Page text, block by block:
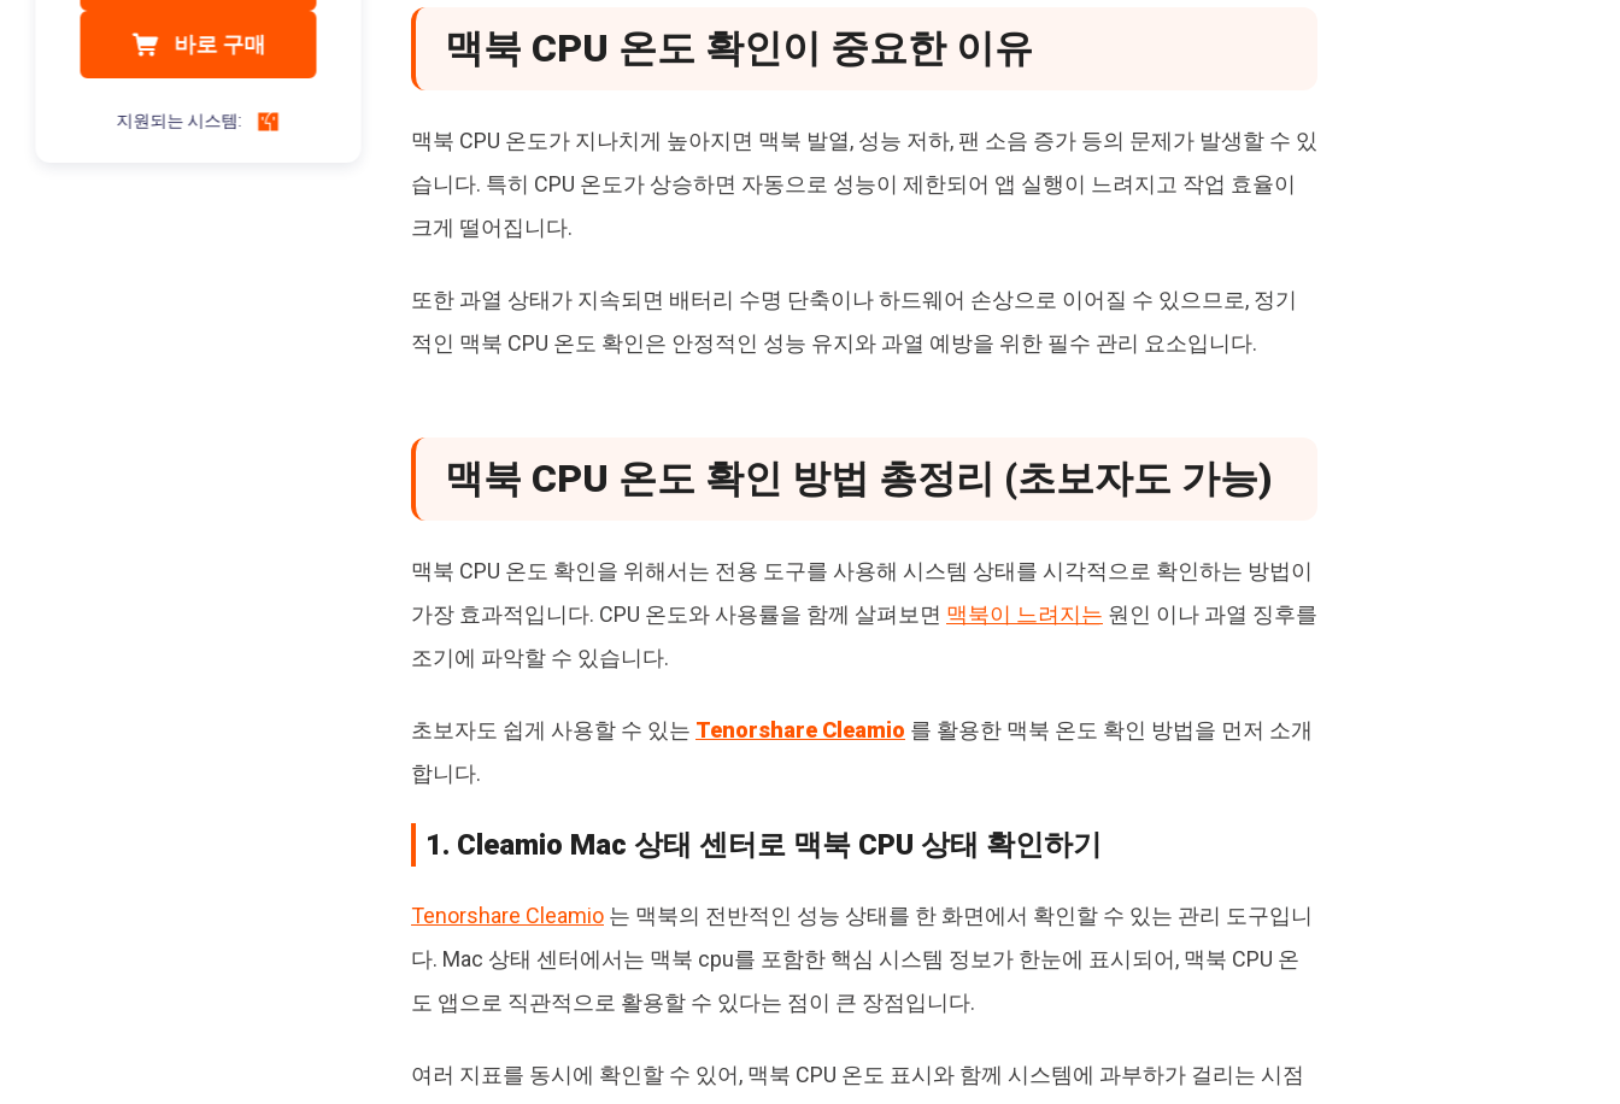
바로 구매
지원되는 시스템:
맥북 CPU 온도 확인이 중요한 이유
맥북 CPU 온도가 지나치게 높아지면 맥북 발열, 성능 저하, 팬 소음 증가 등의 문제가 발생할 수 있
습니다. 특히 CPU 온도가 상승하면 자동으로 성능이 제한되어 앱 실행이 느려지고 작업 효율이
크게 떨어집니다.
또한 과열 상태가 지속되면 배터리 수명 단축이나 하드웨어 손상으로 이어질 수 있으므로, 정기
적인 맥북 CPU 온도 확인은 안정적인 성능 유지와 과열 예방을 위한 필수 관리 요소입니다.
맥북 CPU 온도 확인 방법 총정리 (초보자도 가능)
맥북 CPU 온도 확인을 위해서는 전용 도구를 사용해 시스템 상태를 시각적으로 확인하는 방법이
가장 효과적입니다. CPU 온도와 사용률을 함께 살펴보면 맥북이 느려지는 원인 이나 과열 징후를
조기에 파악할 수 있습니다.
초보자도 쉽게 사용할 수 있는 Tenorshare Cleamio 를 활용한 맥북 온도 확인 방법을 먼저 소개
합니다.
1. Cleamio Mac 상태 센터로 맥북 CPU 상태 확인하기
Tenorshare Cleamio 는 맥북의 전반적인 성능 상태를 한 화면에서 확인할 수 있는 관리 도구입니
다. Mac 상태 센터에서는 맥북 cpu를 포함한 핵심 시스템 정보가 한눈에 표시되어, 맥북 CPU 온
도 앱으로 직관적으로 활용할 수 있다는 점이 큰 장점입니다.
여러 지표를 동시에 확인할 수 있어, 맥북 CPU 온도 표시와 함께 시스템에 과부하가 걸리는 시점